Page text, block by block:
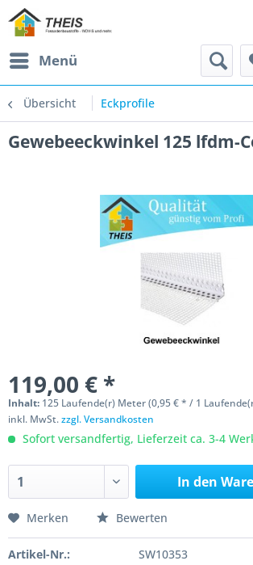
Menü
Übersicht Eckprofile
Gewebeeckwinkel 125 lfdm-
119,00 € *
Inhalt: 125 Laufende(r) Meter (0,95 € * / 1
inkl. MwSt.zzgl. Versandkosten
Sofort versandfertig, Lieferzeit ca. 3-4
In den
Merken Bewerten
Artikel-Nr.: SW10353